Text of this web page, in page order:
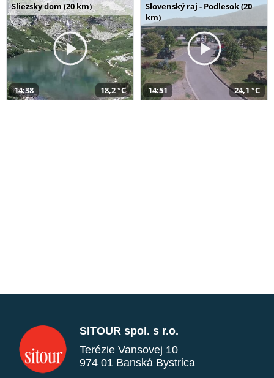
Sliezsky dom (20 km)
14:38 18,2 °C
Slovenský raj - Podlesok (20
km)
14:51 24,1 °C
SITOUR spol. s r.o.
Terézie Vansovej 10
974 01 Banská Bystrica